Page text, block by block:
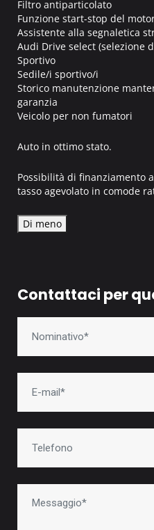
Filtro antiparticolato
Funzione start-stop del
Assistente alla segnaletica
Audi Drive select (selezione
Sportivo
Sedile/i sportivo/i
Storico manutenzione
garanzia
Veicolo per non fumatori
Auto in ottimo stato.
Possibilità di finanziamento
tasso agevolato in comode
Di meno
Contattaci per